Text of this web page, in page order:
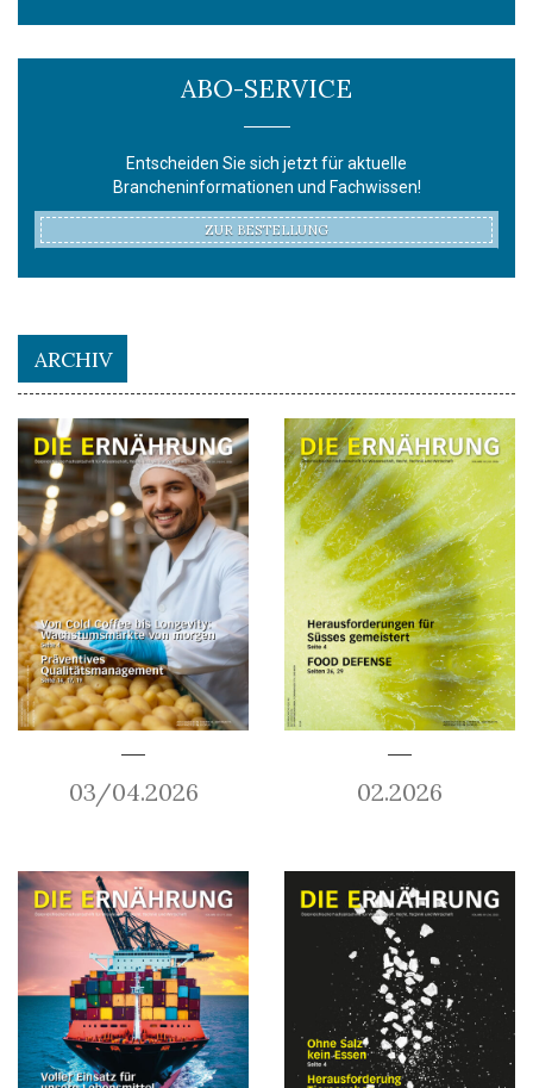
ABO-SERVICE
Entscheiden Sie sich jetzt für aktuelle
Brancheninformationen und Fachwissen!
ZUR BESTELLUNG
ARCHIV
03/04.2026 02.2026